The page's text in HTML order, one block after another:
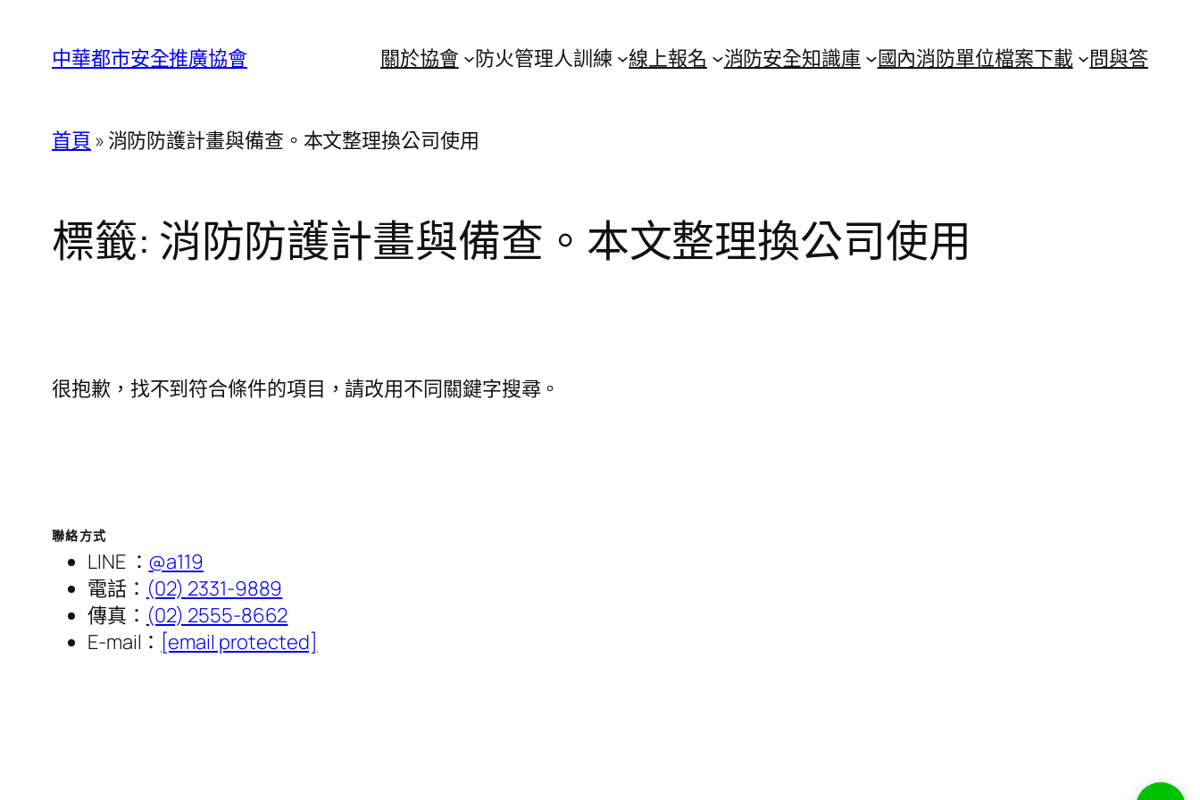
中華都市安全推廣協會 關於協會 防火管理人訓練 線上報名 消防安全知識庫 國內消防單位檔案下載 問與答
首頁 » 消防防護計畫與備查。本文整理換公司使用
標籤: 消防防護計畫與備查。本文整理換公司使用
很抱歉，找不到符合條件的項目，請改用不同關鍵字搜尋。
聯絡方式
LINE ： @a119
電話： (02) 2331-9889
傳真： (02) 2555-8662
E-mail： [email protected]